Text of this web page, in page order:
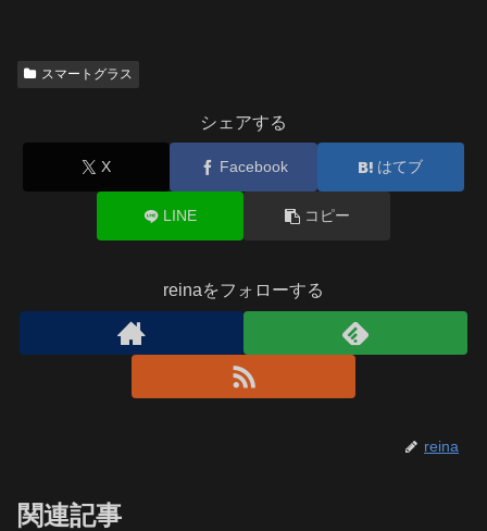
スマートグラス
シェアする
X Facebook はてブ
LINE コピー
reinaをフォローする
reina
関連記事